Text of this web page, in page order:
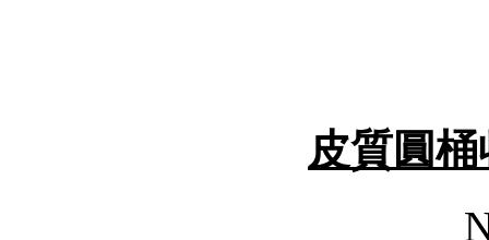
皮質圓